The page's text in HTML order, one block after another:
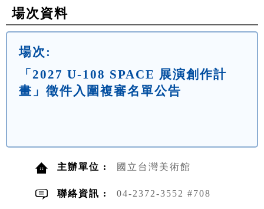
場次資料
場次:
「2027 U-108 SPACE 展演創作計
畫」徵件入圍複審名單公告
主辦單位 : 國立台灣美術館
聯絡資訊 : 04-2372-3552 #708